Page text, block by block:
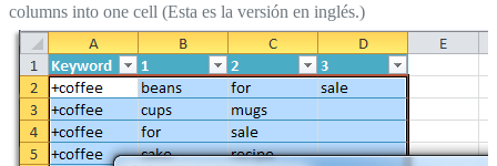
columns into one cell (Esta es la versión en inglés.)